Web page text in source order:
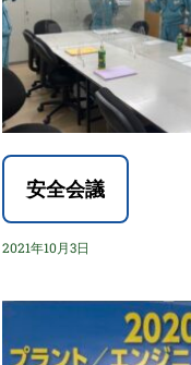
安全会議
2021年10月3日